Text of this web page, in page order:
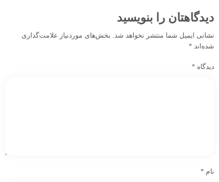
دیدگاهتان را بنویسید
نشانی ایمیل شما منتشر نخواهد شد. بخش‌های موردنیاز علامت‌گذاری
شده‌اند *
دیدگاه *
نام *